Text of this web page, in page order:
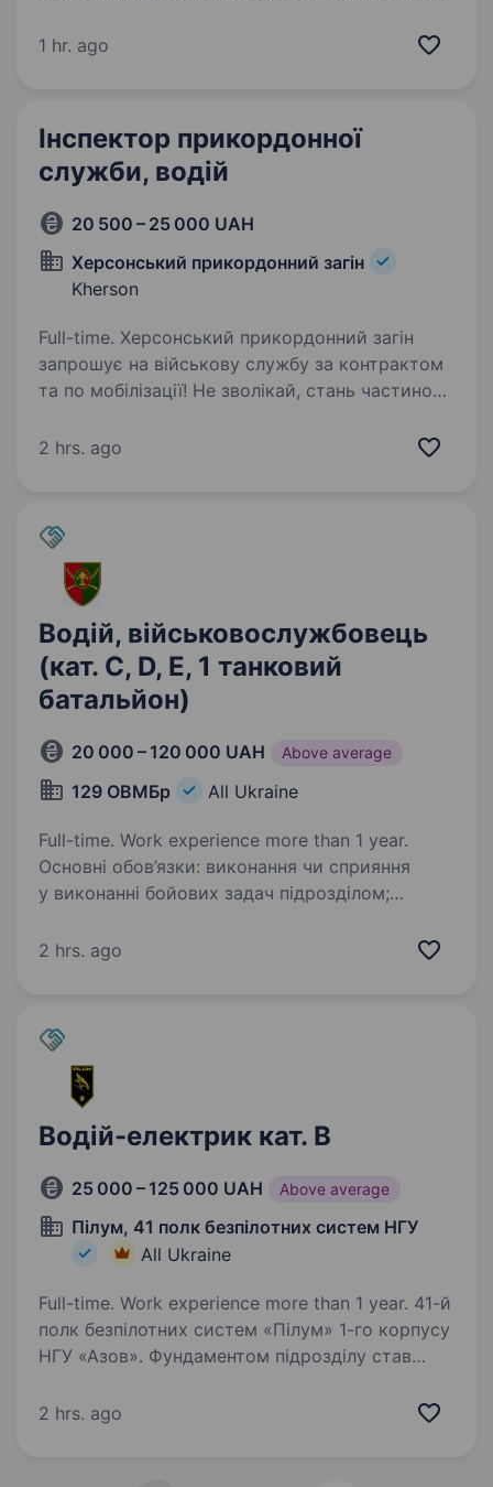
своєчасної доставки та заправки паливно-
1 hr. ago
Інспектор прикордонної
служби, водій
20 500 – 25 000 UAH
Херсонський прикордонний загін
Kherson
Full-time. Херсонський прикордонний загін
запрошує на військову службу за контрактом
та по мобілізації! Не зволікай, стань частиною
виборює Перемогу вже сьогодні! Херсонський
2 hrs. ago
Водій, військовослужбовець
(кат. C, D, E, 1 танковий
батальйон)
20 000 – 120 000 UAH Above average
129 ОВМБр All Ukraine
Full-time. Work experience more than 1 year.
Основні обов’язки: виконання чи сприяння
у виконанні бойових задач підрозділом;
активних бойових дій; високий рівень
2 hrs. ago
Водій-електрик кат. B
25 000 – 125 000 UAH Above average
Пілум, 41 полк безпілотних систем НГУ
All Ukraine
Full-time. Work experience more than 1 year. 41-й
полк безпілотних систем «Пілум» 1-го корпусу
НГУ «Азов». Фундаментом підрозділу став
який відтепер розширився до полку
2 hrs. ago